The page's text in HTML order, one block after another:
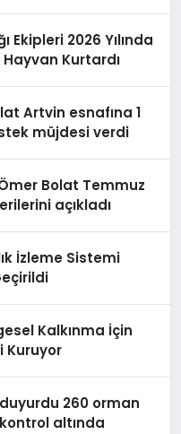
Ekipleri 2026 Yılında
Kurtardı
Artvin esnafına 1
müjdesi verdi
Bolat Temmuz
açıkladı
İzleme Sistemi
Kalkınma İçin
Kuruyor
260 orman
kontrol altında